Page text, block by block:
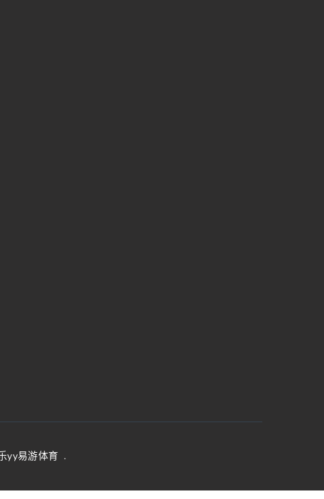
yy易游体育 .